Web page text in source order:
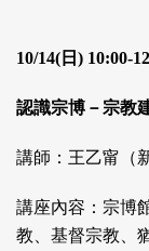
10/14(日) 10:00-
認識宗博－宗教
講師：王乙甯（
講座內容：宗博
教、基督宗教、